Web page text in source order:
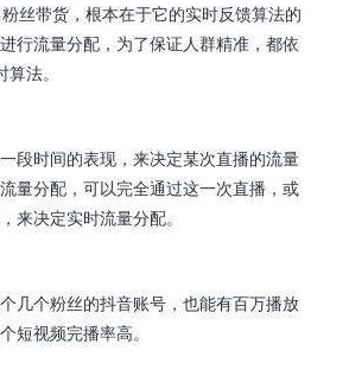
丝带货，根本在于它的实时反馈算法的
行流量分配，为了保证人群精准，都依
法。
段时间的表现，来决定某次直播的流量
量分配，可以完全通过这一次直播，或
来决定实时流量分配。
几个粉丝的抖音账号，也能有百万播放
短视频完播率高。